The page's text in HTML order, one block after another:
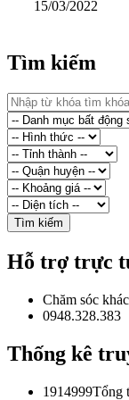
15/03/2022
Tìm kiếm
Hỗ trợ trực
Chăm sóc
0948.328.383
Thống kê
1914999Tổng